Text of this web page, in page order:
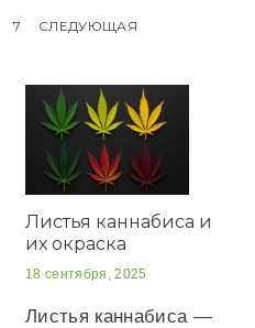
7 СЛЕДУЮЩАЯ
Листья каннабиса и
их окраска
18 сентября, 2025
Листья каннабиса —